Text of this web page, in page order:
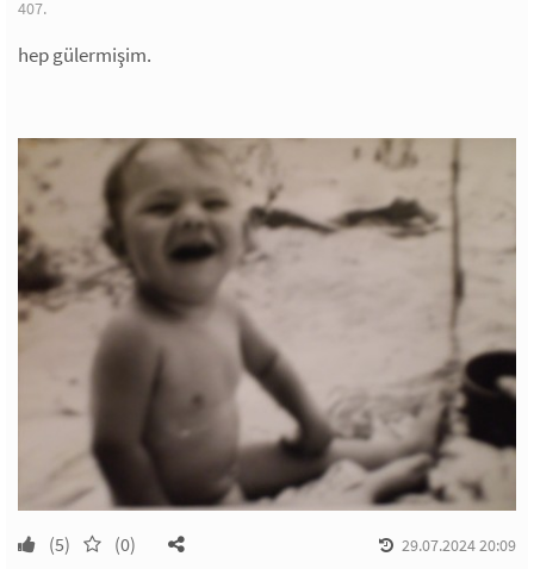
407.
hep gülermişim.
(5) (0) 29.07.2024 20:09